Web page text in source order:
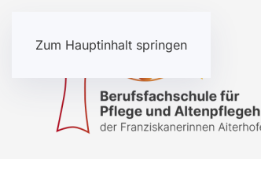
Zum Hauptinhalt springen